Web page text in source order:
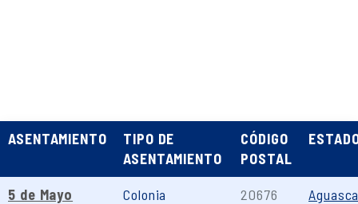
ASENTAMIENTO
TIPO DE
ASENTAMIENTO
CÓDIGO
POSTAL
5 de Mayo Colonia 20676